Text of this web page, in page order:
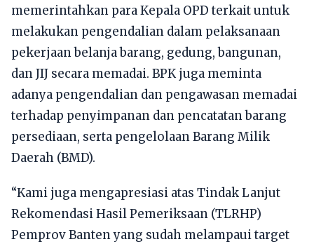
memerintahkan para Kepala OPD terkait untuk
melakukan pengendalian dalam pelaksanaan
pekerjaan belanja barang, gedung, bangunan,
dan JIJ secara memadai. BPK juga meminta
adanya pengendalian dan pengawasan memadai
terhadap penyimpanan dan pencatatan barang
persediaan, serta pengelolaan Barang Milik
Daerah (BMD).
“Kami juga mengapresiasi atas Tindak Lanjut
Rekomendasi Hasil Pemeriksaan (TLRHP)
Pemprov Banten yang sudah melampaui target